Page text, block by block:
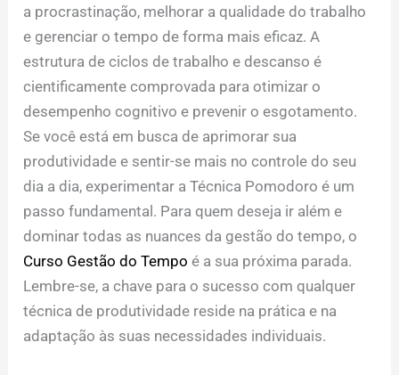
a procrastinação, melhorar a qualidade do trabalho
e gerenciar o tempo de forma mais eficaz. A
estrutura de ciclos de trabalho e descanso é
cientificamente comprovada para otimizar o
desempenho cognitivo e prevenir o esgotamento.
Se você está em busca de aprimorar sua
produtividade e sentir-se mais no controle do seu
dia a dia, experimentar a Técnica Pomodoro é um
passo fundamental. Para quem deseja ir além e
dominar todas as nuances da gestão do tempo, o
Curso Gestão do Tempo é a sua próxima parada.
Lembre-se, a chave para o sucesso com qualquer
técnica de produtividade reside na prática e na
adaptação às suas necessidades individuais.